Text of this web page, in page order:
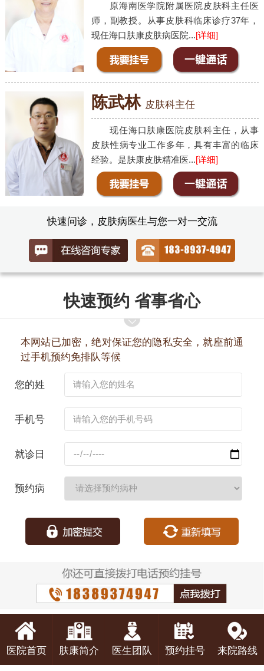
原海南医学院附属医院皮肤科主任医
师，副教授。从事皮肤科临床诊疗37年，
现任海口肤康皮肤病医院...[详细]
陈武林 皮肤科主任
现任海口肤康医院皮肤科主任，从事
皮肤性病专业工作多年，具有丰富的临床
经验。是肤康皮肤精准医...[详细]
快速问诊，皮肤病医生与您一对一交流
快速预约 省事省心
本网站已加密，绝对保证您的隐私安全，就座前通
过手机预约免排队等候
您的姓
手机号
就诊日
预约病
医院首页 肤康简介 医生团队 预约挂号 来院路线